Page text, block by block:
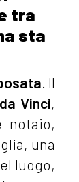
tra
sta
. Il
Vinci,
notaio,
una
luogo,